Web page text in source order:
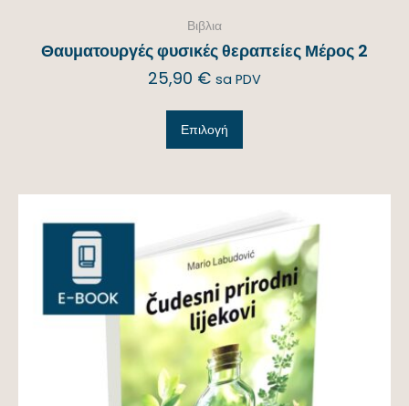
Βιβλια
Θαυματουργές φυσικές θεραπείες Μέρος 2
25,90 € sa PDV
Επιλογή